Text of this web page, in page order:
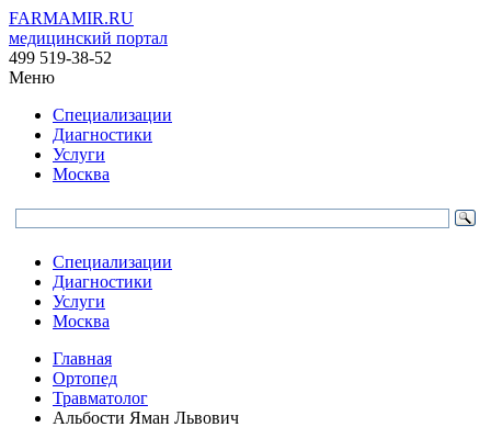
FARMAMIR.RU
медицинский портал
499 519-38-52
Меню
Специализации
Диагностики
Услуги
Москва
Специализации
Диагностики
Услуги
Москва
Главная
Ортопед
Травматолог
Альбости Яман Львович